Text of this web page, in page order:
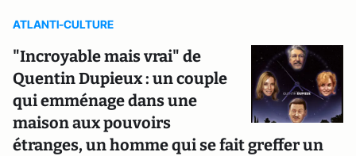
ATLANTI-CULTURE
"Incroyable mais vrai" de
Quentin Dupieux : un couple
qui emménage dans une
maison aux pouvoirs
étranges, un homme qui se fait greffer un